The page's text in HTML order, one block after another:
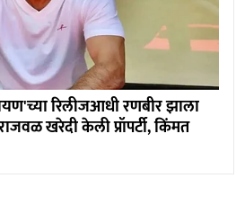
रिलीजआधी रणबीर झाला
खरेदी केली प्रॉपर्टी, किंमत